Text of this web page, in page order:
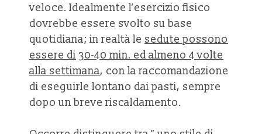
veloce. Idealmente l’esercizio fisico
dovrebbe essere svolto su base
quotidiana; in realtà le sedute possono
essere di 30-40 min. ed almeno 4 volte
alla settimana, con la raccomandazione
di eseguirle lontano dai pasti, sempre
dopo un breve riscaldamento.